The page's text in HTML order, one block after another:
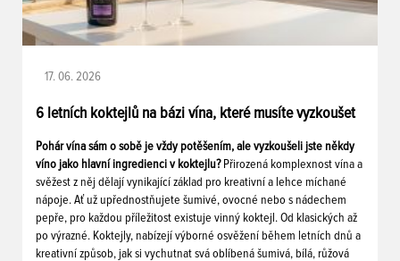
17. 06. 2026
6 letních koktejlů na bázi vína, které musíte vyzkoušet
Pohár vína sám o sobě je vždy potěšením, ale vyzkoušeli jste někdy
víno jako hlavní ingredienci v koktejlu? Přirozená komplexnost vína a
svěžest z něj dělají vynikající základ pro kreativní a lehce míchané
nápoje. Ať už upřednostňujete šumivé, ovocné nebo s nádechem
pepře, pro každou příležitost existuje vinný koktejl. Od klasických až
po výrazné. Koktejly, nabízejí výborné osvěžení během letních dnů a
kreativní způsob, jak si vychutnat svá oblíbená šumivá, bílá, růžová